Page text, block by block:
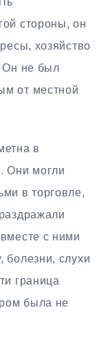
стороны, он
хозяйство
Он не был
от местной
в
Они могли
в торговле,
с ними
болезни, слухи
граница
была не